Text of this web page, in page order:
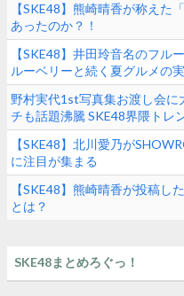
【SKE48】熊崎晴香が称え
あったのか？！
【SKE48】井田玲音名のフ
ルーベリーと続く夏グルメの
野村実代1st写真集お渡し会に
チも話題沸騰 SKE48界隈トレ
【SKE48】北川愛乃が
に注目が集まる
【SKE48】熊崎晴香が投稿
とは？
SKE48まとめろぐっ！